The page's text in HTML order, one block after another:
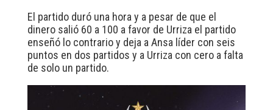
El partido duró una hora y a pesar de que el
dinero salió 60 a 100 a favor de Urriza el partido
enseñó lo contrario y deja a Ansa líder con seis
puntos en dos partidos y a Urriza con cero a falta
de solo un partido.